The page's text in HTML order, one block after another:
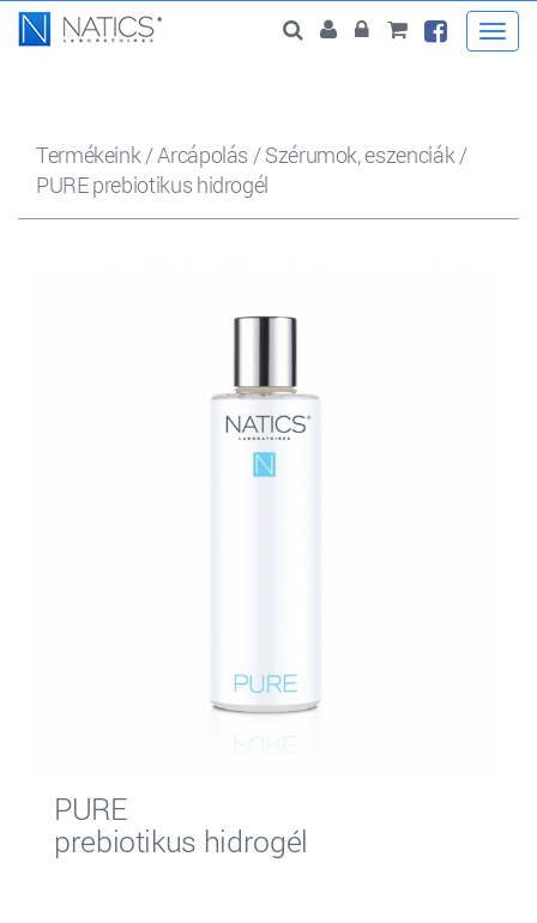
Termékeink/Arcápolás /Szérumok, eszenciák/
PURE prebiotikus hidrogél
PURE
prebiotikus hidrogél